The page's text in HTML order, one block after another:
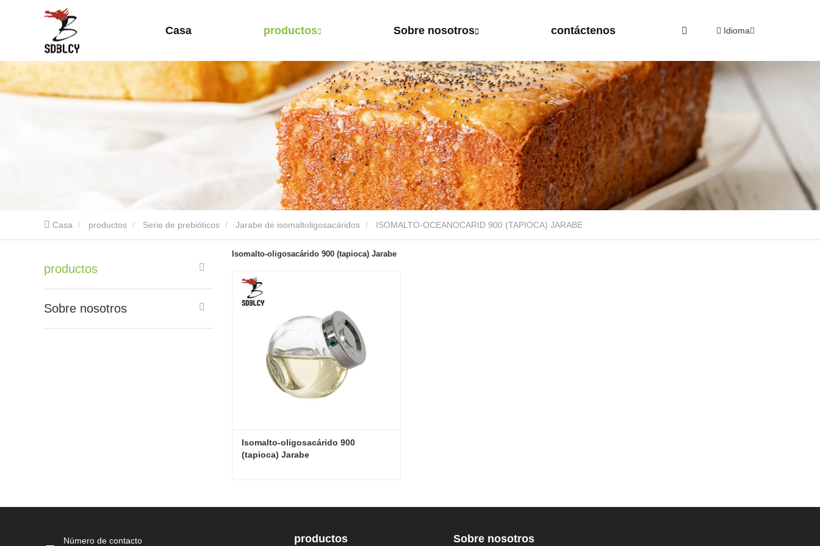
Casa productos Sobre nosotros contáctenos Idioma
Casa productos Serie de prebióticos Jarabe de isomaltoligosacáridos ISOMALTO-OCEANOCARID 900 (TAPIOCA) JARABE
productos
Sobre nosotros
Isomalto-oligosacárido 900 (tapioca) Jarabe
Isomalto-oligosacárido 900
(tapioca) Jarabe
Contacta ahora
Número de contacto productos Sobre nosotros